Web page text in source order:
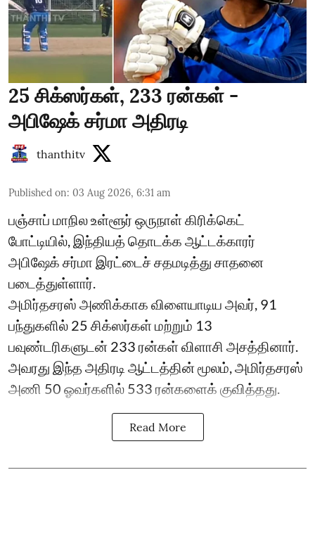
25 சிக்ஸர்கள், 233 ரன்கள் -
அபிஷேக் சர்மா அதிரடி
thanthitv
Published on: 03 Aug 2026, 6:31 am
பஞ்சாப் மாநில உள்ளூர் ஒருநாள் கிரிக்கெட்
போட்டியில், இந்தியத் தொடக்க ஆட்டக்காரர்
அபிஷேக் சர்மா இரட்டைச் சதமடித்து சாதனை
படைத்துள்ளார்.
அமிர்தசரஸ் அணிக்காக விளையாடிய அவர், 91
பந்துகளில் 25 சிக்ஸர்கள் மற்றும் 13
பவுண்டரிகளுடன் 233 ரன்கள் விளாசி அசத்தினார்.
அவரது இந்த அதிரடி ஆட்டத்தின் மூலம், அமிர்தசரஸ்
அணி 50 ஓவர்களில் 533 ரன்களைக் குவித்தது.
Read More